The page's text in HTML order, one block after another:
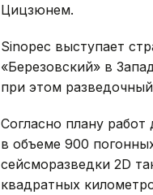
Цицзюнем.
Sinopec выступает
«Березовский» в
при этом
Согласно плану
в объеме 900
сейсморазведки 2D
квадратных